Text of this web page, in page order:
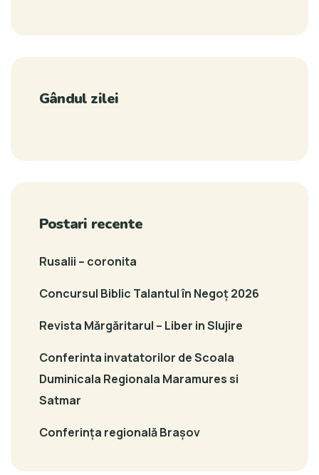
Gândul zilei
Postari recente
Rusalii – coronita
Concursul Biblic Talantul în Negoț 2026
Revista Mărgăritarul – Liber in Slujire
Conferinta invatatorilor de Scoala
Duminicala Regionala Maramures si
Satmar
Conferința regională Brașov